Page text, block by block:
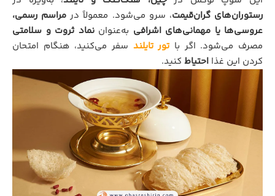
رستوران‌های گران‌قیمت، سرو می‌شود. معمولاً در مراسم رسمی،
عروسی‌ها یا مهمانی‌های اشرافی به‌عنواننماد ثروت و سلامتی
مصرف می‌شود. اگر باتور تایلند سفر می‌کنید، هنگام امتحان
کردن این غذا احتیاط کنید.